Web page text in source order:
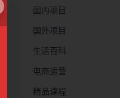
国内项目
国外项目
生活百科
电商运营
精品课程